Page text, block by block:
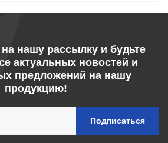
нашу рассылку и будьте
актуальных новостей и
предложений на нашу
продукцию!